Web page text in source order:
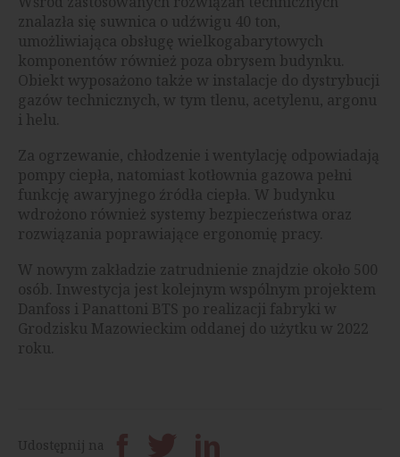
znalazła się suwnica o udźwigu 40 ton,
umożliwiająca obsługę wielkogabarytowych
komponentów również poza obrysem budynku.
Obiekt wyposażono także w instalacje do dystrybucji
gazów technicznych, w tym tlenu, acetylenu, argonu
i helu.
Za ogrzewanie, chłodzenie i wentylację odpowiadają
pompy ciepła, natomiast kotłownia gazowa pełni
funkcję awaryjnego źródła ciepła. W budynku
wdrożono również systemy bezpieczeństwa oraz
rozwiązania poprawiające ergonomię pracy.
W nowym zakładzie zatrudnienie znajdzie około 500
osób. Inwestycja jest kolejnym wspólnym projektem
Danfoss i Panattoni BTS po realizacji fabryki w
Grodzisku Mazowieckim oddanej do użytku w 2022
roku.
Udostępnij na